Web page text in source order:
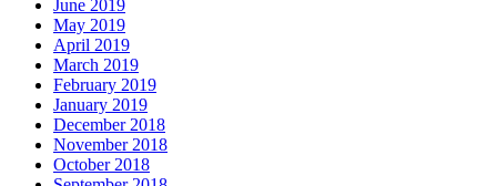
June 2019
May 2019
April 2019
March 2019
February 2019
January 2019
December 2018
November 2018
October 2018